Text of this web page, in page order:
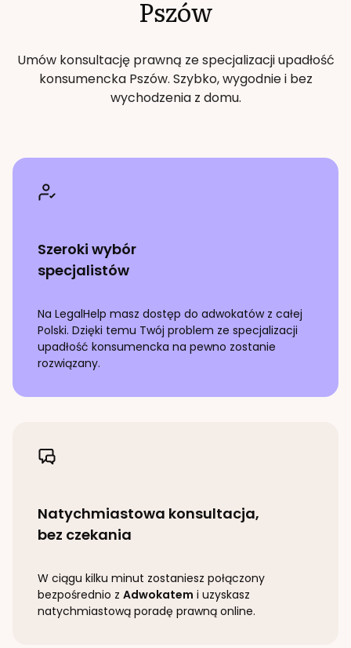
Pszów
Umów konsultację prawną ze specjalizacjiupadłość
konsumenckaPszów. Szybko, wygodnie i bez
wychodzenia z domu.
Szeroki wybór
specjalistów
Na LegalHelp masz dostęp do adwokatów z całej
Polski. Dzięki temu Twój problem ze specjalizacji
upadłość konsumencka na pewno zostanie
rozwiązany.
Natychmiastowa konsultacja,
bez czekania
W ciągu kilku minut zostaniesz połączony
bezpośrednio z Adwokatem i uzyskasz
natychmiastową poradę prawną online.